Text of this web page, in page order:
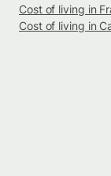
Cost of living in
Cost of living in